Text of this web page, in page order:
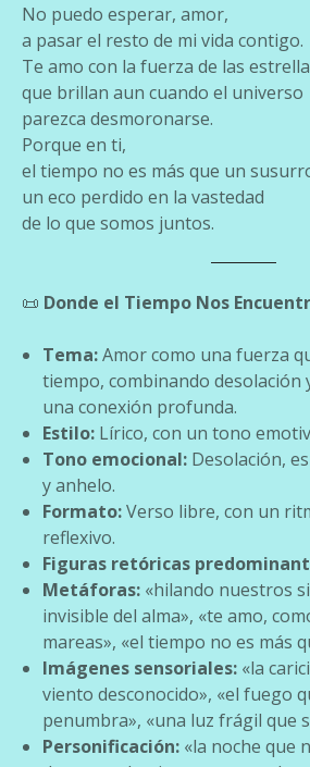
No puedo esperar, amor,
a pasar el resto de mi vida contigo.
Te amo con la fuerza de las
que brillan aun cuando el universo
parezca desmoronarse.
Porque en ti,
el tiempo no es más que un
un eco perdido en la vastedad
de lo que somos juntos.
📜 Donde el Tiempo Nos
Tema:Amor como una fuerza
tiempo, combinando desolación
una conexión profunda.
Estilo: Lírico, con un tono
Tono emocional: Desolación,
y anhelo.
Formato:Verso libre, con un
reflexivo.
Figuras retóricas
Metáforas: «hilando nuestros
invisible del alma», «te amo,
mareas», «el tiempo no es más
Imágenes sensoriales: «la
viento desconocido», «el fuego
penumbra», «una luz frágil que
Personificación: «la noche que